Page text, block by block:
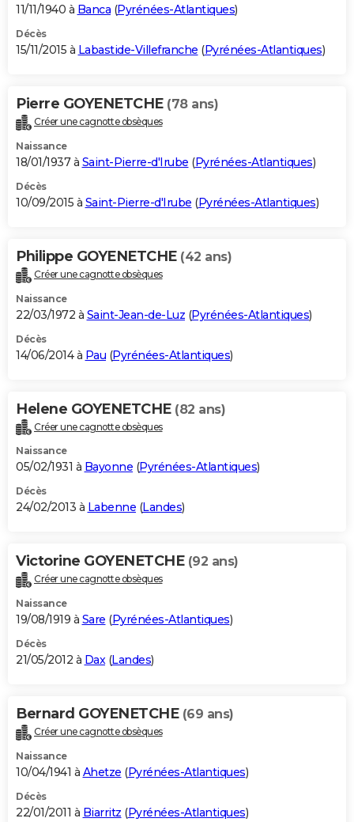
11/11/1940 à Banca (Pyrénées-Atlantiques)
Décès
15/11/2015 à Labastide-Villefranche (Pyrénées-Atlantiques)
Pierre GOYENETCHE (78 ans)
Créer une cagnotte obsèques
Naissance
18/01/1937 à Saint-Pierre-d'Irube (Pyrénées-Atlantiques)
Décès
10/09/2015 à Saint-Pierre-d'Irube (Pyrénées-Atlantiques)
Philippe GOYENETCHE (42 ans)
Créer une cagnotte obsèques
Naissance
22/03/1972 à Saint-Jean-de-Luz (Pyrénées-Atlantiques)
Décès
14/06/2014 à Pau (Pyrénées-Atlantiques)
Helene GOYENETCHE (82 ans)
Créer une cagnotte obsèques
Naissance
05/02/1931 à Bayonne (Pyrénées-Atlantiques)
Décès
24/02/2013 à Labenne (Landes)
Victorine GOYENETCHE (92 ans)
Créer une cagnotte obsèques
Naissance
19/08/1919 à Sare (Pyrénées-Atlantiques)
Décès
21/05/2012 à Dax(Landes)
Bernard GOYENETCHE (69 ans)
Créer une cagnotte obsèques
Naissance
10/04/1941 à Ahetze (Pyrénées-Atlantiques)
Décès
22/01/2011 à Biarritz (Pyrénées-Atlantiques)